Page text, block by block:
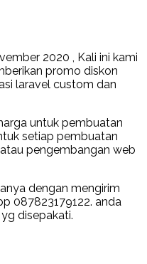
2020 , Kali ini kami
promo diskon
laravel custom dan
untuk pembuatan
setiap pembuatan
pengembangan web
dengan mengirim
087823179122. anda
disepakati.